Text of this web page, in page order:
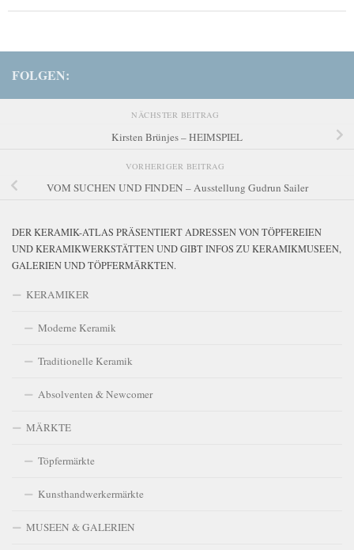
FOLGEN:
NÄCHSTER BEITRAG
Kirsten Brünjes – HEIMSPIEL
VORHERIGER BEITRAG
VOM SUCHEN UND FINDEN – Ausstellung Gudrun Sailer
DER KERAMIK-ATLAS PRÄSENTIERT ADRESSEN VON TÖPFEREIEN
UND KERAMIKWERKSTÄTTEN UND GIBT INFOS ZU KERAMIKMUSEEN,
GALERIEN UND TÖPFERMÄRKTEN.
KERAMIKER
Moderne Keramik
Traditionelle Keramik
Absolventen & Newcomer
MÄRKTE
Töpfermärkte
Kunsthandwerkermärkte
MUSEEN & GALERIEN